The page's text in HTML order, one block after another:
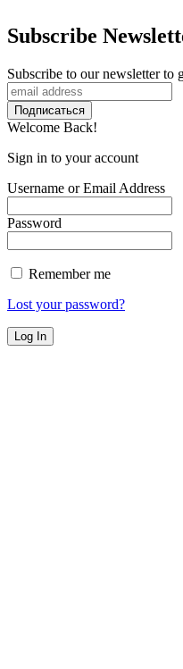
Subscribe
Subscribe to our newsletter to
Welcome Back!
Sign in to your account
Username or Email Address
Password
Remember me
Lost your password?